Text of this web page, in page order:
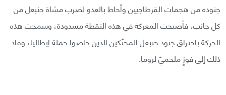
جنوده من هجمات القرطاجيين وأحاط بالعدو لضرب مشاة حنبعل من
كل جانب، فأصبحت المعركة في هذه النقطة مسدودة، وسمحت هذه
الحركة باختراق جنود حنبعل المحنَّكين الذين خاضوا حملة إيطاليا، وقاد
ذلك إلى فوزٍ ملحميّ لروما.